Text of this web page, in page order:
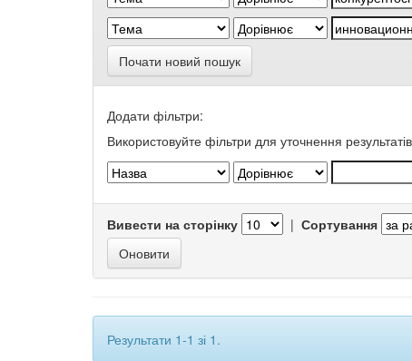
Почати новий пошук
Додати фільтри:
Використовуйте фільтри для уточнення
Вивести на сторінку | Сортування
Результати 1-1 зі 1.